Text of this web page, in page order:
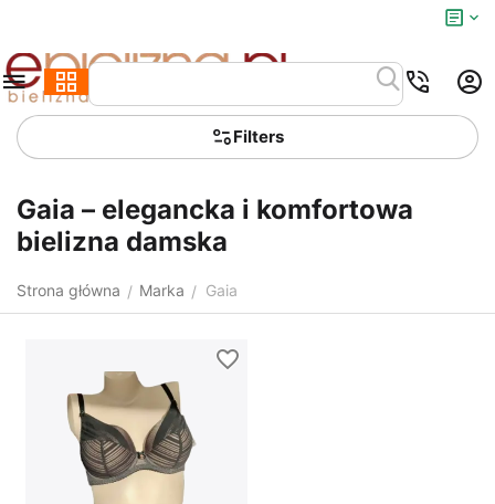
Filters
Gaia – elegancka i komfortowa
bielizna damska
Strona główna / Marka / Gaia